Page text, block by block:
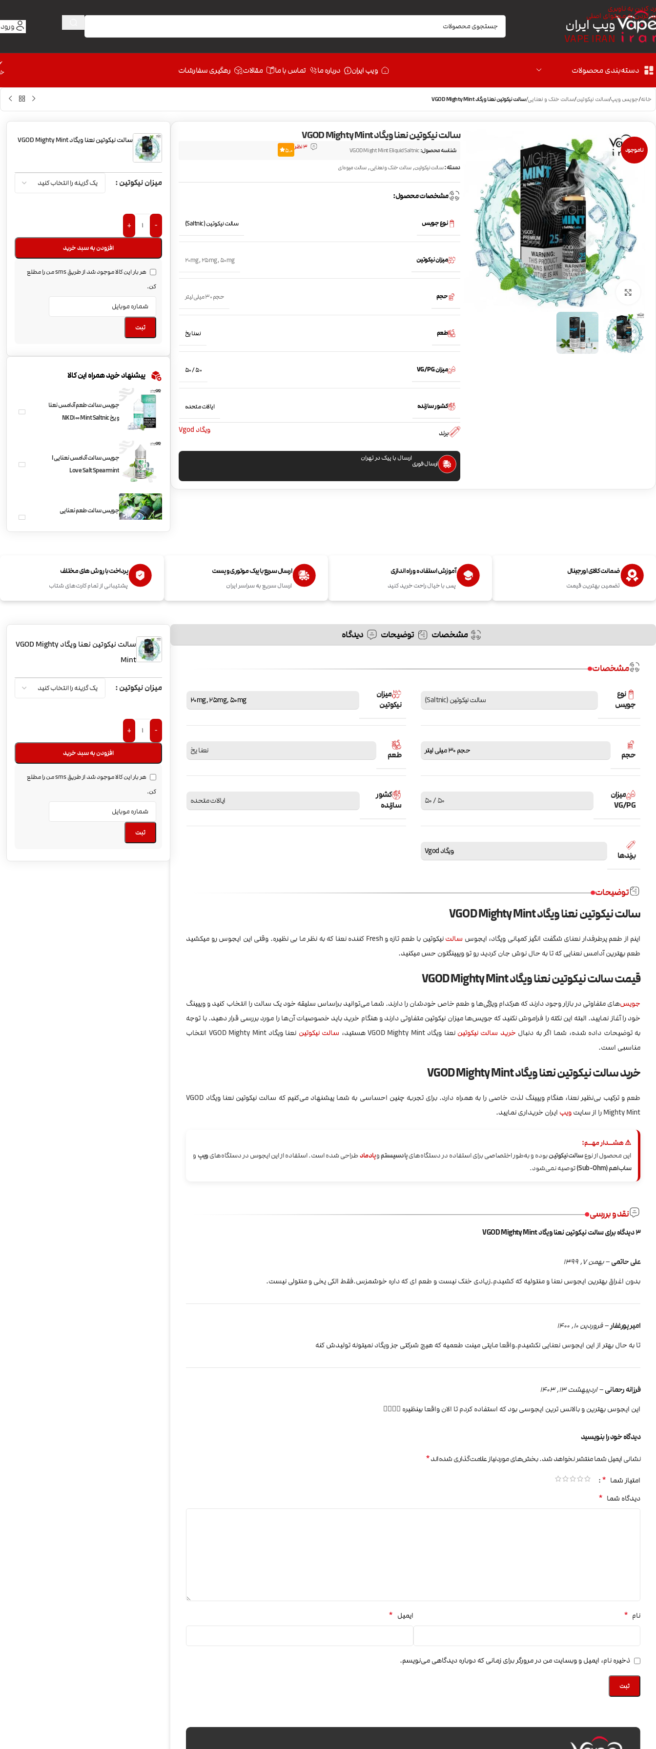
رد کردن به ناوبری
رد کردن به محتوای اصلی
ویپ ایران
VAPE IRAN
دسته‌بندی محصولات ویپ ایران درباره ما تماس با ما مقالات رهگیری سفارشات
خانه/جویس ویپ/سالت نیکوتین/سالت خنک و نعنایی/سالت نیکوتین نعنا ویگاد VGOD Mighty Mint
ناموجود
بزرگنمایی تصویر
سالت نیکوتین نعنا ویگاد VGOD Mighty Mint
شناسه محصول:VGOD Might Mint Eliquid Saltnic 3 نظر 5.0
دسته:سالت نیکوتین, سالت خنک و نعنایی,سالت میوه‌ای
مشخصات محصول:
نوع جویس سالت نیکوتین (Saltnic)
میزان نیکوتین 20mg, 25mg, 50mg
حجم حجم 30 میلی لیتر
طعم نعنا یخ
میزان VG/PG 50 / 50
کشور سازنده ایالات متحده
برند ویگاد Vgod
ارسال فوری
ارسال با پیک در تهران
سالت نیکوتین نعنا ویگاد VGOD Mighty Mint
میزان نیکوتین
-
+
افزودن به سبد خرید
هر بار این کالا موجود شد از طریق sms من را مطلع
کن.
ثبت
پیشنهاد خرید همراه این کالا
جویس سالت طعم آدامس نعنا
و یخ NKD100 Mint Saltnic
جویس سالت آدامس نعنایی I
Love Salt Spearmint
جویس سالت طعم نعنایی
ضمانت کالای اورجینال
تضمین بهترین قیمت
آموزش استفاده و راه اندازی
پس با خیال راحت خرید کنید
ارسال سریع با پیک موتوری و پست
ارسال سریع به سراسر ایران
پرداخت با روش های مختلف
پشتیبانی از تمام کارت‌های شتاب
مشخصات توضیحات دیدگاه
مشخصات
نوع
جویس
سالت نیکوتین (Saltnic)
میزان
نیکوتین
20mg,25mg,50mg
حجم حجم 30 میلی لیتر طعم نعنا یخ
میزان
VG/PG
50 / 50
کشور
سازنده
ایالات متحده
برندها ویگاد Vgod
توضیحات
سالت نیکوتین نعنا ویگاد VGOD Mighty Mint
اینم از طعم پرطرفدار نعنای شگفت انگیز کمپانی ویگاد، ایجوس سالت
نیکوتین با طعم تازه و Fresh کننده نعنا که به نظر ما بی نظیره. وقتی این ایجوس رو‌ میکشید
طعم بهترین آدامس نعنایی که تا به حال نوش جان کردید رو تو ویپینگتون حس میکنید.
قیمتسالت نیکوتین نعنا ویگاد VGOD Mighty Mint
جویس‌های متفاوتی در بازار وجود دارند که هرکدام ویژگی‌ها و طعم خاص خودشان را دارند. شما می‌توانید براساس سلیقه خود یک سالت را انتخاب کنید و ویپینگ
خود را آغاز نمایید. البته این نکته را فراموش نکنید که جویس‌ها میزان نیکوتین متفاوتی دارند و هنگام خرید باید خصوصیات آن‌ها را مورد بررسی قرار دهید. با توجه
به توضیحات داده شده، شما اگر به دنبال خرید سالت نیکوتین نعنا ویگاد VGOD Mighty Mint هستید، سالت نیکوتین
نعنا ویگاد VGOD Mighty Mint انتخاب
مناسبی است.
خریدسالت نیکوتین نعنا ویگاد VGOD Mighty Mint
طعم و ترکیب بی‌نظیر نعنا، هنگام ویپینگ لذت خاصی را به همراه دارد. برای تجربه چنین احساسی به شما پیشنهاد می‌کنیم که سالت نیکوتین نعنا ویگاد VGOD
Mighty Mint را از سایت
ویپ ایران خریداری نمایید.
⚠️ هشــدار مهــم:
این محصول از نوعسالت نیکوتینبوده و به‌طور اختصاصی برای استفاده در دستگاه‌هایپادسیستم وپادمادطراحی شده است. استفاده از این ایجوس در دستگاه‌هایویپ و
ساب‌اهم (Sub-Ohm)
توصیه نمی‌شود.
نقد و بررسی
3 دیدگاه برای سالت نیکوتین نعنا ویگاد VGOD Mighty Mint
علی حاتمی–بهمن 7, 1399
بدون اغراق بهترین ایجوس نعنا و منتولیه که کشیدم.زیادی خنک نیست و طعم ای که داره خوشمزس.فقط الکی یخی و منتولی نیست.
امیر پورغفار –فروردین 10, 1400
تا به حال بهتر از این ایجوس نعنایی نکشیدم.واقعا مایتی مینت طعمیه که هیچ شرکتی جز ویگاد نمیتونه تولیدش کنه
فرزانه رحمانی–اردیبهشت 13, 1403
این ایجوس بهترین و بالانس ترین ایجوسی بود که استفاده کردم تا الان واقعا بینظیره ✌🏻🙏🏼
دیدگاه خود را بنویسید
نشانی ایمیل شما منتشر نخواهد شد.بخش‌های موردنیاز علامت‌گذاری شده‌اند*
امتیاز شما *
دیدگاه شما *
نام * ایمیل *
ذخیره نام، ایمیل و وبسایت من در مرورگر برای زمانی که دوباره دیدگاهی می‌نویسم.
سالت نیکوتین نعنا ویگاد VGOD Mighty
Mint
میزان نیکوتین
-
+
افزودن به سبد خرید
هر بار این کالا موجود شد از طریق sms من را مطلع
کن.
ثبت